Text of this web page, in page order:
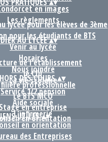
en images
Les règlements
lycée pour les élèves de 3ème
pour les étudiants de BTS
Venir au lycée
Horaires
Nous joindre
La vie scolaire
Service 1/2 pension
Aide sociale
L'infirmerie
en orientation
des Entreprises
AU LYCÉE▴▾
de l'établissement
le CDI
professionnelle
Le BTS MCO
Stage en entreprise
en orientation
DES COURS▴▾
UTILES▴▾